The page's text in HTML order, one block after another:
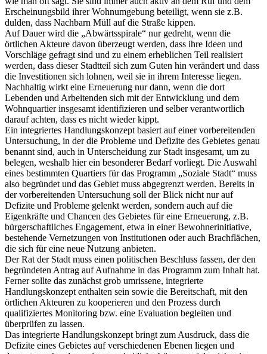
Erscheinungsbild ihrer Wohnumgebung beteiligt, wenn sie z.B.
dulden, dass Nachbarn Müll auf die Straße kippen.
Auf Dauer wird die „Abwärtsspirale“ nur gedreht, wenn die
örtlichen Akteure davon überzeugt werden, dass ihre Ideen und
Vorschläge gefragt sind und zu einem erheblichen Teil realisiert
werden, dass dieser Stadtteil sich zum Guten hin verändert und dass
die Investitionen sich lohnen, weil sie in ihrem Interesse liegen.
Nachhaltig wirkt eine Erneuerung nur dann, wenn die dort
Lebenden und Arbeitenden sich mit der Entwicklung und dem
Wohnquartier insgesamt identifizieren und selber verantwortlich
darauf achten, dass es nicht wieder kippt.
Ein integriertes Handlungskonzept basiert auf einer vorbereitenden
Untersuchung, in der die Probleme und Defizite des Gebietes genau
benannt sind, auch in Unterscheidung zur Stadt insgesamt, um zu
belegen, weshalb hier ein besonderer Bedarf vorliegt. Die Auswahl
eines bestimmten Quartiers für das Programm „Soziale Stadt“ muss
also begründet und das Gebiet muss abgegrenzt werden. Bereits in
der vorbereitenden Untersuchung soll der Blick nicht nur auf
Defizite und Probleme gelenkt werden, sondern auch auf die
Eigenkräfte und Chancen des Gebietes für eine Erneuerung, z.B.
bürgerschaftliches Engagement, etwa in einer Bewohnerinitiative,
bestehende Vernetzungen von Institutionen oder auch Brachflächen,
die sich für eine neue Nutzung anbieten.
Der Rat der Stadt muss einen politischen Beschluss fassen, der den
begründeten Antrag auf Aufnahme in das Programm zum Inhalt hat.
Ferner sollte das zunächst grob umrissene, integrierte
Handlungskonzept enthalten sein sowie die Bereitschaft, mit den
örtlichen Akteuren zu kooperieren und den Prozess durch
qualifiziertes Monitoring bzw. eine Evaluation begleiten und
überprüfen zu lassen.
Das integrierte Handlungskonzept bringt zum Ausdruck, dass die
Defizite eines Gebietes auf verschiedenen Ebenen liegen und